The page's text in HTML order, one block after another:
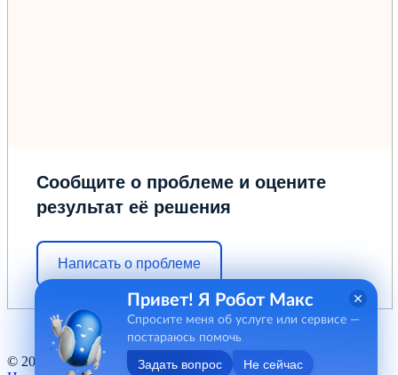
Сообщите о проблеме и оцените
результат её решения
Написать о проблеме
© 2012 - 2026 ГБУ "МФЦ" Курганской области
Привет! Я Робот Макс
Спросите меня об услуге или сервисе —
постараюсь помочь
Задать вопрос Не сейчас